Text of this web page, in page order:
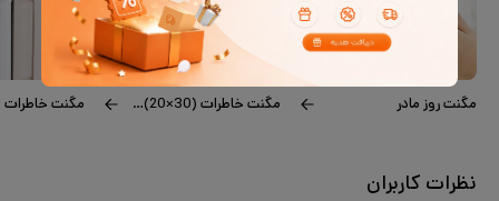
مگنت روز مادر مگنت خاطرات code18(20×30)
نظرات کاربران